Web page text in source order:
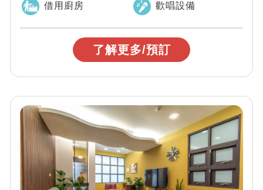
借用廚房 歡唱設備
了解更多/預訂